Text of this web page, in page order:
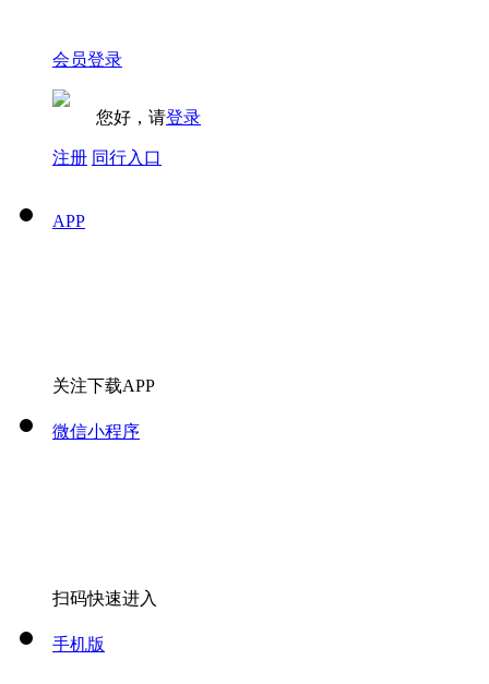
会员登录
您好，请登录
注册 同行入口
APP
关注下载APP
微信小程序
扫码快速进入
手机版